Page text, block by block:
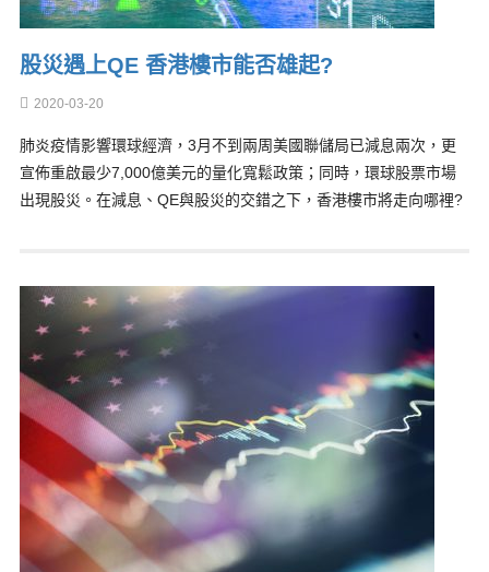
股災遇上QE 香港樓市能否雄起?
2020-03-20
肺炎疫情影響環球經濟，3月不到兩周美國聯儲局已減息兩次，更
宣佈重啟最少7,000億美元的量化寬鬆政策；同時，環球股票市場
出現股災。在減息、QE與股災的交錯之下，香港樓市將走向哪裡?